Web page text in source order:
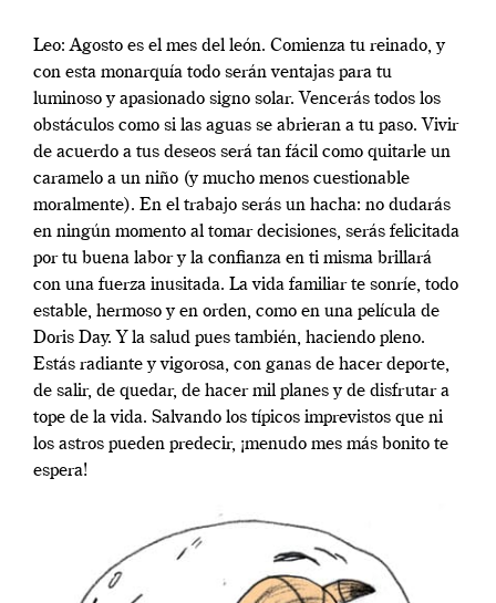
Leo: Agosto es el mes del león. Comienza tu reinado, y
con esta monarquía todo serán ventajas para tu
luminoso y apasionado signo solar. Vencerás todos los
obstáculos como si las aguas se abrieran a tu paso. Vivir
de acuerdo a tus deseos será tan fácil como quitarle un
caramelo a un niño (y mucho menos cuestionable
moralmente). En el trabajo serás un hacha: no dudarás
en ningún momento al tomar decisiones, serás felicitada
por tu buena labor y la confianza en ti misma brillará
con una fuerza inusitada. La vida familiar te sonríe, todo
estable, hermoso y en orden, como en una película de
Doris Day. Y la salud pues también, haciendo pleno.
Estás radiante y vigorosa, con ganas de hacer deporte,
de salir, de quedar, de hacer mil planes y de disfrutar a
tope de la vida. Salvando los típicos imprevistos que ni
los astros pueden predecir, ¡menudo mes más bonito te
espera!